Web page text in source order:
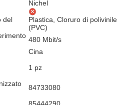
Nichel
del
Plastica, Cloruro di polivinile
(PVC)
480 Mbit/s
Cina
1 pz
84733080